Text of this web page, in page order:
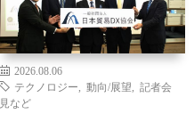
2026.08.06
テクノロジー
動向/展望
記者会
見など